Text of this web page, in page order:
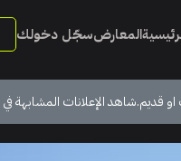
المعارضسجّل دخولك
قديم.شاهد الإعلانات